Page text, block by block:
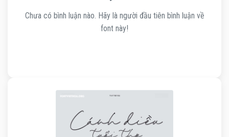
Chưa có bình luận nào. Hãy là người đầu tiên bình luận về
font này!